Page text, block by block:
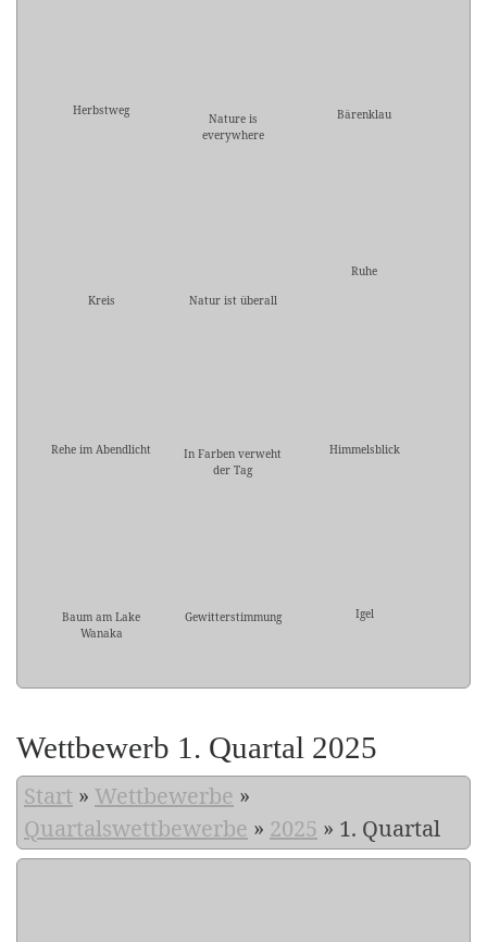
Herbstweg
Nature is
everywhere
Bärenklau
Kreis Natur ist überall
Ruhe
Rehe im Abendlicht
In Farben verweht
der Tag
Himmelsblick
Baum am Lake
Wanaka
Gewitterstimmung Igel
Wettbewerb 1. Quartal 2025
Start » Wettbewerbe »
Quartalswettbewerbe » 2025 » 1. Quartal